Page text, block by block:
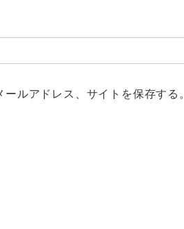
ルアドレス、サイトを保存する。